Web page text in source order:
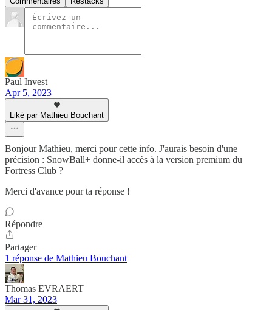
Paul Invest
Apr 5, 2023
Liké par Mathieu Bouchant
Bonjour Mathieu, merci pour cette info. J'aurais besoin d'une
précision : SnowBall+ donne-il accès à la version premium du
Fortress Club ?
Merci d'avance pour ta réponse !
Répondre
Partager
1 réponse de Mathieu Bouchant
Thomas EVRAERT
Mar 31, 2023